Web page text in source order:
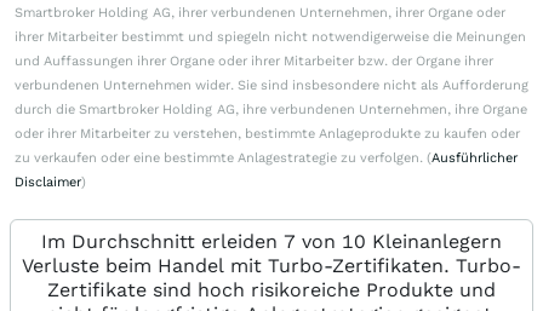
Smartbroker Holding AG, ihrer verbundenen Unternehmen, ihrer Organe oder
ihrer Mitarbeiter bestimmt und spiegeln nicht notwendigerweise die Meinungen
und Auffassungen ihrer Organe oder ihrer Mitarbeiter bzw. der Organe ihrer
verbundenen Unternehmen wider. Sie sind insbesondere nicht als Aufforderung
durch die Smartbroker Holding AG, ihre verbundenen Unternehmen, ihre Organe
oder ihrer Mitarbeiter zu verstehen, bestimmte Anlageprodukte zu kaufen oder
zu verkaufen oder eine bestimmte Anlagestrategie zu verfolgen. (Ausführlicher
Disclaimer)
Im Durchschnitt erleiden 7 von 10 Kleinanlegern
Verluste beim Handel mit Turbo-Zertifikaten. Turbo-
Zertifikate sind hoch risikoreiche Produkte und